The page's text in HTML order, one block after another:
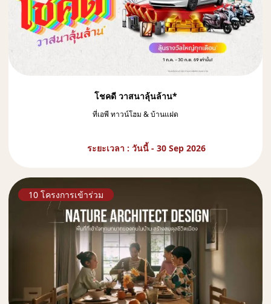
โชคดี วาสนาลุ้นล้าน*
ที่เอพี ทาวน์โฮม & บ้านแฝด
ระยะเวลา : วันนี้ - 30 Sep 2026
10 โครงการเข้าร่วม